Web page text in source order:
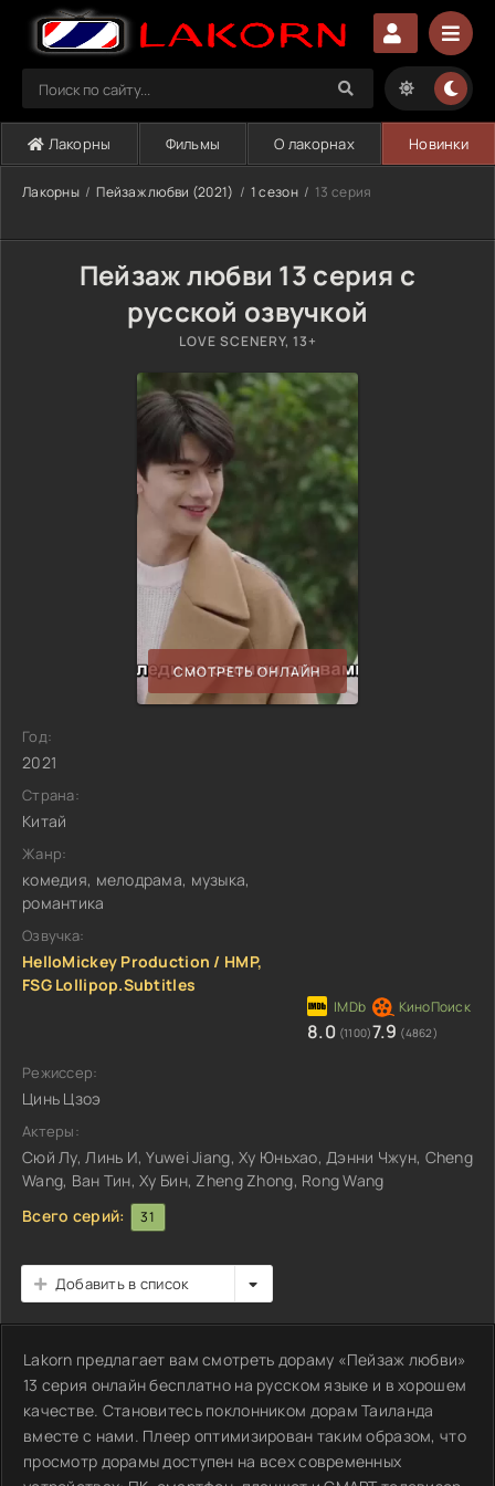
Лакорны Фильмы О лакорнах Новинки
Лакорны Пейзаж любви (2021) 1 сезон 13 серия
Пейзаж любви 13 серия с
русской озвучкой
LOVE SCENERY, 13+
СМОТРЕТЬ ОНЛАЙН
Год:
2021
Страна:
Китай
Жанр:
комедия, мелодрама, музыка,
романтика
Озвучка:
HelloMickey Production / HMP,
FSG Lollipop.Subtitles
8.0 (1100)7.9 (4862)
Режиссер:
Цинь Цзоэ
Актеры:
Сюй Лу, Линь И, Yuwei Jiang, Ху Юньхао, Дэнни Чжун, Cheng
Wang, Ван Тин, Ху Бин, Zheng Zhong, Rong Wang
Всего серий:
31
Добавить в список
Lakorn предлагает вам смотреть дораму «Пейзаж любви»
13 серия онлайн бесплатно на русском языке и в хорошем
качестве. Становитесь поклонником дорам Таиланда
вместе с нами. Плеер оптимизирован таким образом, что
просмотр дорамы доступен на всех современных